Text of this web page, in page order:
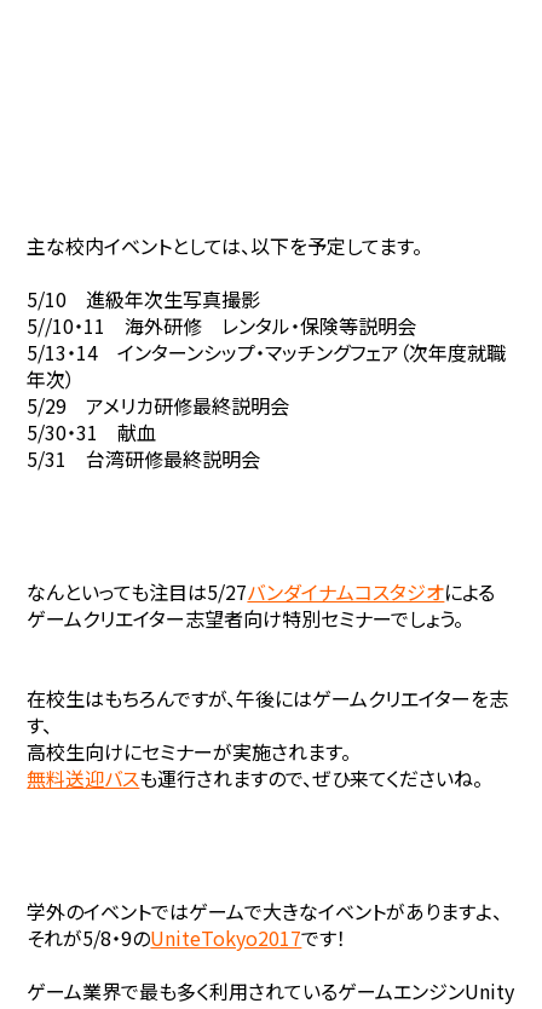
主な校内イベントとしては、以下を予定してます。
5/10 進級年次生写真撮影
5//10・11 海外研修 レンタル・保険等説明会
5/13・14 インターンシップ・マッチングフェア（次年度就職
年次）
5/29 アメリカ研修最終説明会
5/30・31 献血
5/31 台湾研修最終説明会
なんといっても注目は5/27バンダイナムコスタジオによる
ゲームクリエイター志望者向け特別セミナーでしょう。
在校生はもちろんですが、午後にはゲームクリエイターを志
す、
高校生向けにセミナーが実施されます。
無料送迎バスも運行されますので、ぜひ来てくださいね。
学外のイベントではゲームで大きなイベントがありますよ、
それが5/8・9のUniteTokyo2017です！
ゲーム業界で最も多く利用されているゲームエンジンUnity